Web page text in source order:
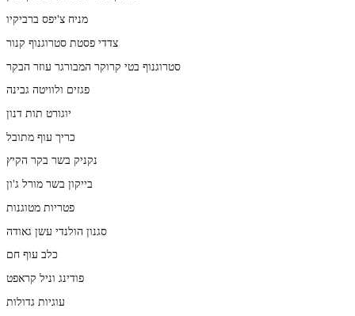
מניח צ'יפס ברביקיו
צדדי פסטת סטרוגנוף קנור
סטרוגנוף בטי קרוקר המבורגר עוזר הבקר
פגזים ולוויטה גבינה
יוגורט תות דנון
כריך עוף מתובל
נקניק בשר בקר הקיץ
בייקון בשר מורל ג'ון
פטריות מטוגנות
סגנון הולנדי עשן גאודה
כלב עוף חם
פודינג וניל קראפט
עוגיות גדולות